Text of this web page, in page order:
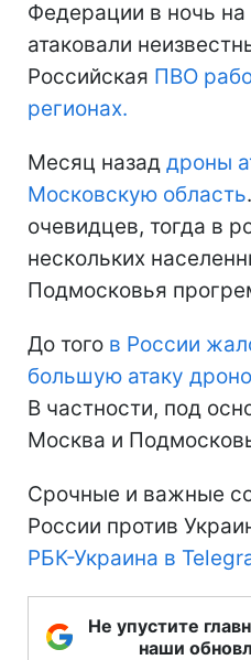
Федерации в ночь на
атаковали
Российская ПВО
регионах.
Месяц назад дроны
Московскую область
очевидцев, тогда в
нескольких
Подмосковья
До того в России
большую атаку
В частности, под
Москва и
Срочные и важные
России против
РБК-Украина в
Не упустите
наши